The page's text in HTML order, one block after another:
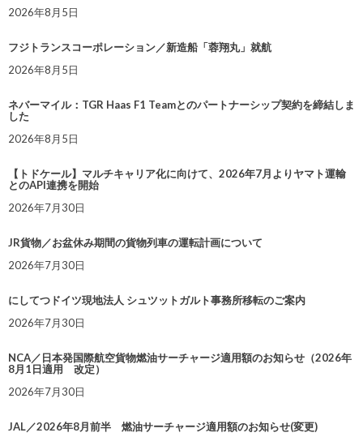
2026年8月5日
フジトランスコーポレーション／新造船「蓉翔丸」就航
2026年8月5日
ネバーマイル：TGR Haas F1 Teamとのパートナーシップ契約を締結しま
した
2026年8月5日
【トドケール】マルチキャリア化に向けて、2026年7月よりヤマト運輸
とのAPI連携を開始
2026年7月30日
JR貨物／お盆休み期間の貨物列車の運転計画について
2026年7月30日
にしてつドイツ現地法人 シュツットガルト事務所移転のご案内
2026年7月30日
NCA／日本発国際航空貨物燃油サーチャージ適用額のお知らせ（2026年
8月1日適用 改定）
2026年7月30日
JAL／2026年8月前半 燃油サーチャージ適用額のお知らせ(変更)